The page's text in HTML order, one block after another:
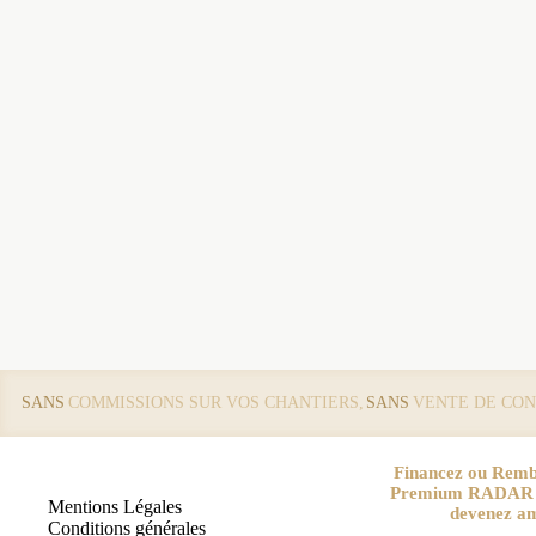
SANS COMMISSIONS SUR VOS CHANTIERS, SANS VENTE DE
Mentions Légales
Conditions générales
Financez ou
Premium
devenez